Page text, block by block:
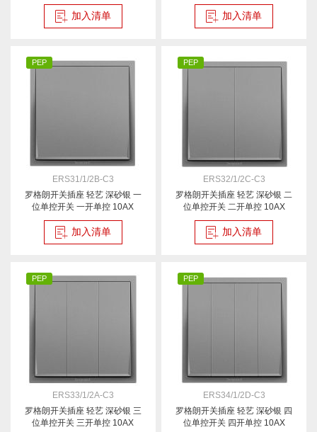
加入清单 加入清单
PEP
ERS31/1/2B-C3
罗格朗开关插座 轻艺 深砂银 一
位单控开关 一开单控 10AX
加入清单
PEP
ERS32/1/2C-C3
罗格朗开关插座 轻艺 深砂银 二
位单控开关 二开单控 10AX
加入清单
PEP
ERS33/1/2A-C3
罗格朗开关插座 轻艺 深砂银 三
位单控开关 三开单控 10AX
PEP
ERS34/1/2D-C3
罗格朗开关插座 轻艺 深砂银 四
位单控开关 四开单控 10AX